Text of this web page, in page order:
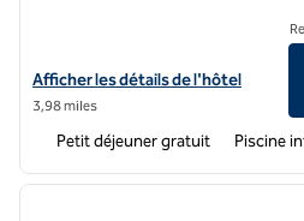
Afficher les détails de l'hôtel
Afficher les détails de l'hôtel
3,98 miles
Petit déjeuner gratuit Piscine
1 sur 12